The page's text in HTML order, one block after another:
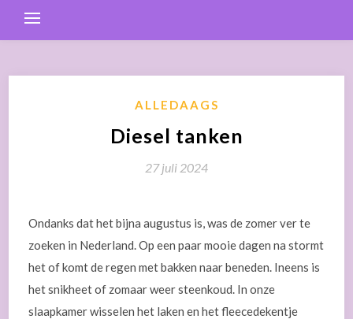
ALLEDAAGS
Diesel tanken
27 juli 2024
Ondanks dat het bijna augustus is, was de zomer ver te
zoeken in Nederland. Op een paar mooie dagen na stormt
het of komt de regen met bakken naar beneden. Ineens is
het snikheet of zomaar weer steenkoud. In onze
slaapkamer wisselen het laken en het fleecedekentje